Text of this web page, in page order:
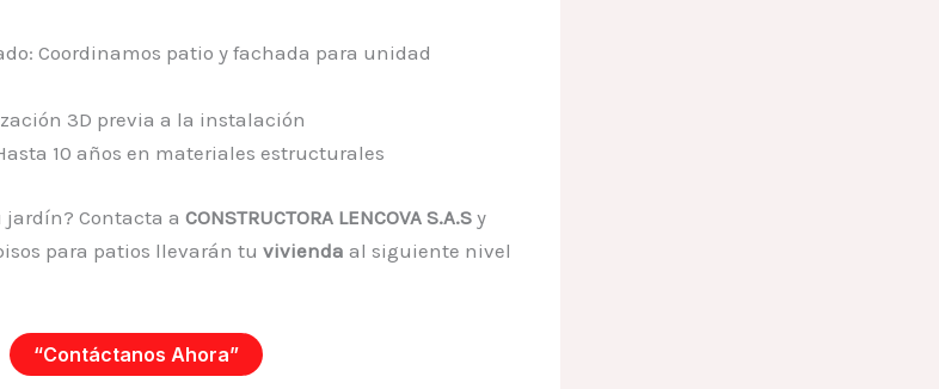
Coordinamos patio y fachada para unidad
3D previa a la instalación
10 años en materiales estructurales
Contacta a CONSTRUCTORA LENCOVA S.A.S y
para patios llevarán tu vivienda al siguiente nivel
“Contáctanos Ahora”